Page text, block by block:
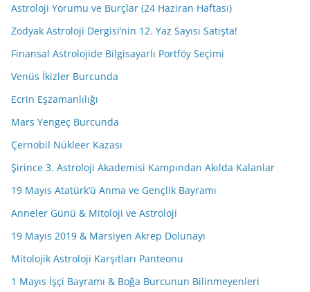
Astroloji Yorumu ve Burçlar (24 Haziran Haftası)
Zodyak Astroloji Dergisi’nin 12. Yaz Sayısı Satışta!
Finansal Astrolojide Bilgisayarlı Portföy Seçimi
Venüs İkizler Burcunda
Ecrin Eşzamanlılığı
Mars Yengeç Burcunda
Çernobil Nükleer Kazası
Şirince 3. Astroloji Akademisi Kampından Akılda Kalanlar
19 Mayıs Atatürk’ü Anma ve Gençlik Bayramı
Anneler Günü & Mitoloji ve Astroloji
19 Mayıs 2019 & Marsiyen Akrep Dolunayı
Mitolojik Astroloji Karşıtları Panteonu
1 Mayıs İşçi Bayramı & Boğa Burcunun Bilinmeyenleri